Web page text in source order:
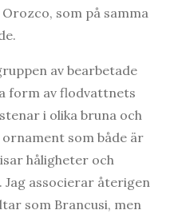
som på samma
av bearbetade
form av flodvattnets
i olika bruna och
som både är
håligheter och
associerar återigen
som Brancusi, men